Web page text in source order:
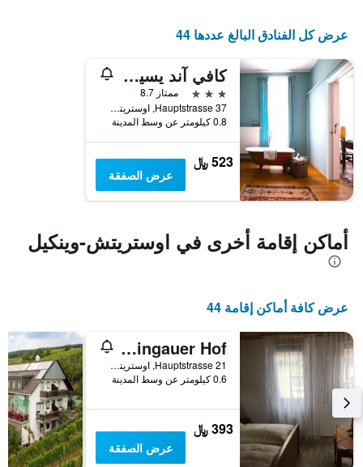
عرض كل الفنادق البالغ عددها 44
كافي آند يسين - بوتيك هوتل ايه رين
3 نجوم
ممتاز 8.7
Hauptstrasse 37, اوستريتش-وينكيل, هسه, ألمانيا
0.8 كيلومتر عن وسط المدينة
523 ﷼
عرض الصفقة
أماكن إقامة أخرى في اوستريتش-وينكيل
عرض كافة أماكن إقامة 44
Bed and Breakfast - Rheingauer Hof
Hauptstrasse 21, اوستريتش-وينكيل, هسه, ألمانيا
0.6 كيلومتر عن وسط المدينة
393 ﷼
عرض الصفقة